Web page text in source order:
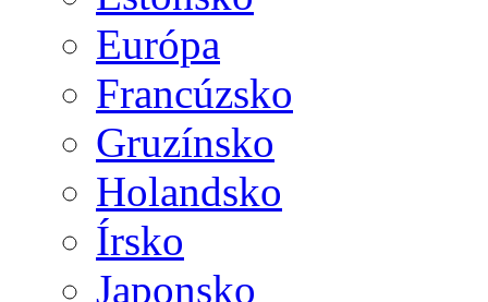
Európa
Francúzsko
Gruzínsko
Holandsko
Írsko
Japonsko